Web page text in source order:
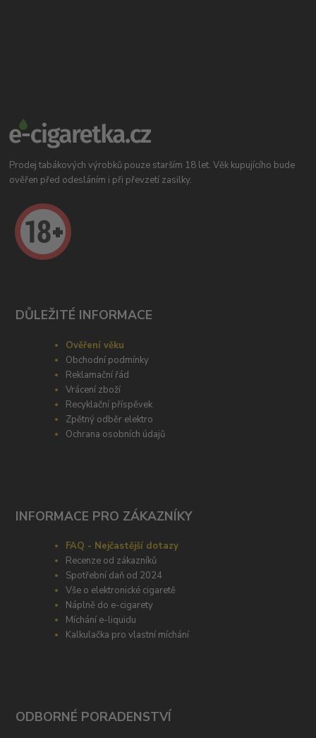
Prodej tabákových výrobků pouze starším 18 let. Věk kupujícího bude
ověřen před odesláním i při převzetí zasilky.
DŮLEŽITÉ INFORMACE
Ověření věku
Obchodní podmínky
Reklamační řád
Vrácení zboží
Recyklační příspěvek
Zpětný odběr elektro
Ochrana osobních údajů
INFORMACE PRO ZÁKAZNÍKY
FAQ - Nejčastější dotazy
Recenze od zákazníků
Spotřební daň od 2024
Vše o elektronické cigaretě
Náplně do e-cigarety
Míchání e-liquidu
Kalkulačka pro vlastní míchání
ODBORNÉ PORADENSTVÍ